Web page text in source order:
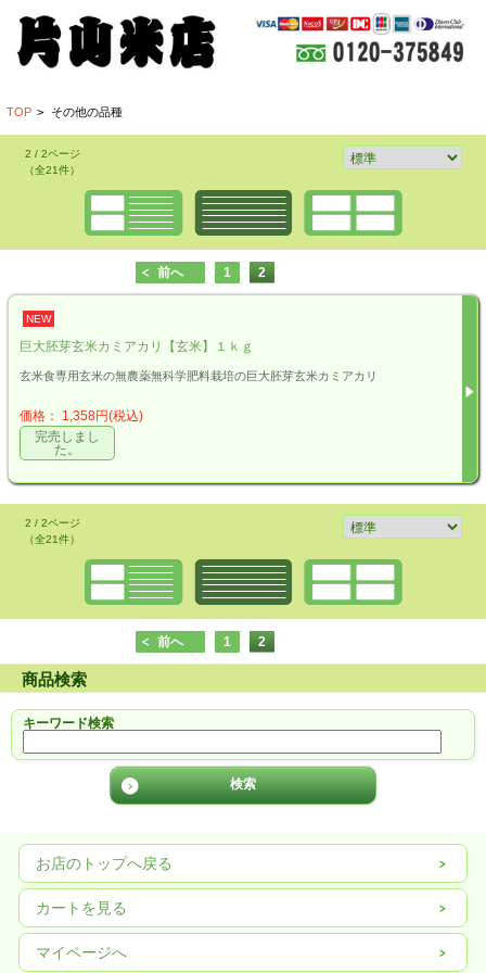
TOP > その他の品種
2 / 2ページ
（全21件）
前へ 1 2
NEW
巨大胚芽玄米カミアカリ【玄米】１ｋｇ
玄米食専用玄米の無農薬無科学肥料栽培の巨大胚芽玄米カミアカリ
価格： 1,358円(税込)
完売しまし
た。
2 / 2ページ
（全21件）
前へ 1 2
商品検索
キーワード検索
お店のトップへ戻る
カートを見る
マイページへ